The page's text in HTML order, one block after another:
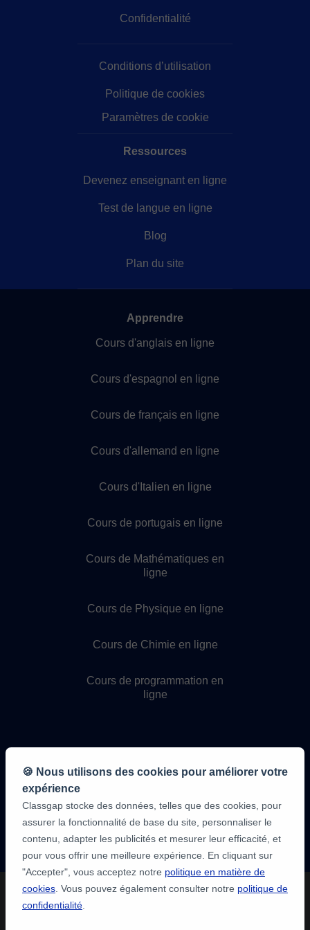
Confidentialité
Conditions d’utilisation
Politique de cookies
Paramètres de cookie
Ressources
Devenez enseignant en ligne
Test de langue en ligne
Blog
Plan du site
Apprendre
Cours d'anglais en ligne
Cours d'espagnol en ligne
Cours de français en ligne
Cours d'allemand en ligne
Cours d'Italien en ligne
Cours de portugais en ligne
Cours de Mathématiques en
ligne
Cours de Physique en ligne
Cours de Chimie en ligne
Cours de programmation en
ligne
9,6/10
1 339 284
🍪 Nous utilisons des cookies pour améliorer votre
expérience
Classgap stocke des données, telles que des cookies, pour
assurer la fonctionnalité de base du site, personnaliser le
contenu, adapter les publicités et mesurer leur efficacité, et
pour vous offrir une meilleure expérience. En cliquant sur
"Accepter", vous acceptez notre politique en matière de
cookies . Vous pouvez également consulter notre politique de
confidentialité